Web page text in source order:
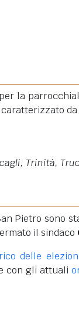
la
Trinità,
Pietro sono
il sindaco
delle
con gli attuali